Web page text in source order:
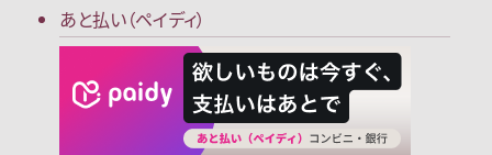
あと払い（ペイディ）